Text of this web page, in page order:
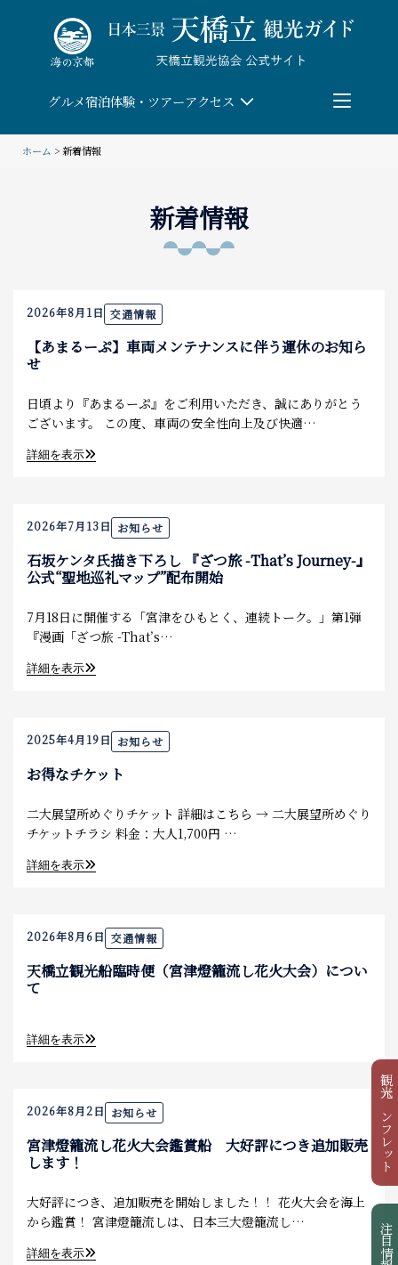
観光パンフレット
注目情報
content
グルメ宿泊体験・ツアーアクセス
団体予約
観る・遊ぶ
食べる
アクセス
ホーム > 新着情報
新着情報
2026年8月1日 交通情報
【あまるーぷ】車両メンテナンスに伴う運休のお知ら
せ
日頃より『あまるーぷ』をご利用いただき、誠にありがとう
ございます。 この度、車両の安全性向上及び快適…
詳細を表示
2026年7月13日 お知らせ
石坂ケンタ氏描き下ろし 『ざつ旅 -That’s Journey-』
公式“聖地巡礼マップ”配布開始
7月18日に開催する「宮津をひもとく、連続トーク。」第1弾
『漫画「ざつ旅 -That’s…
詳細を表示
2025年4月19日 お知らせ
お得なチケット
二大展望所めぐりチケット 詳細はこちら → 二大展望所めぐり
チケットチラシ 料金：大人1,700円 …
詳細を表示
2026年8月6日 交通情報
天橋立観光船臨時便（宮津燈籠流し花火大会）につい
て
詳細を表示
2026年8月2日 お知らせ
宮津燈籠流し花火大会鑑賞船 大好評につき追加販売
します！
大好評につき、追加販売を開始しました！！ 花火大会を海上
から鑑賞！ 宮津燈籠流しは、日本三大燈籠流し…
詳細を表示